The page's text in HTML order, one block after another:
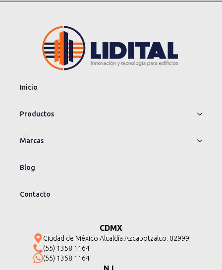
Inicio
Productos
Marcas
Blog
Contacto
CDMX
Ciudad de México Alcaldía Azcapotzalco. 02999
(55) 1358 1164
(55) 1358 1164